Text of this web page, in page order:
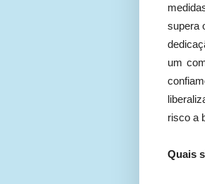
supera
um
risco a
Quais